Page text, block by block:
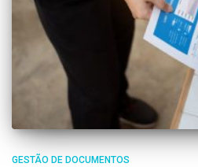
GESTÃO DE DOCUMENTOS